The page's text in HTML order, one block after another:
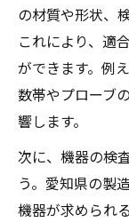
の材質や形状、
これにより、適
ができます。例
数帯やプローブ
響します。
次に、機器の検
う。愛知県の製
機器が求められ